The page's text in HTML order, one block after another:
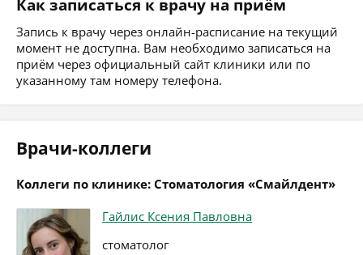
Как записаться к врачу на приём
Запись к врачу через онлайн-расписание на текущий
момент не доступна. Вам необходимо записаться на
приём через официальный сайт клиники или по
указанному там номеру телефона.
Врачи-коллеги
Коллеги по клинике: Стоматология «Смайлдент»
Гайлис Ксения Павловна
стоматолог